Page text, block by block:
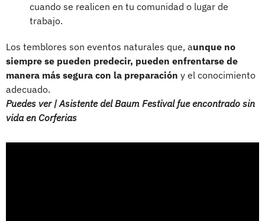
cuando se realicen en tu comunidad o lugar de
trabajo.
Los temblores son eventos naturales que, aunque no
siempre se pueden predecir, pueden enfrentarse de
manera más segura con la preparación y el conocimiento
adecuado.
Puedes ver | Asistente del Baum Festival fue encontrado sin
vida en Corferias